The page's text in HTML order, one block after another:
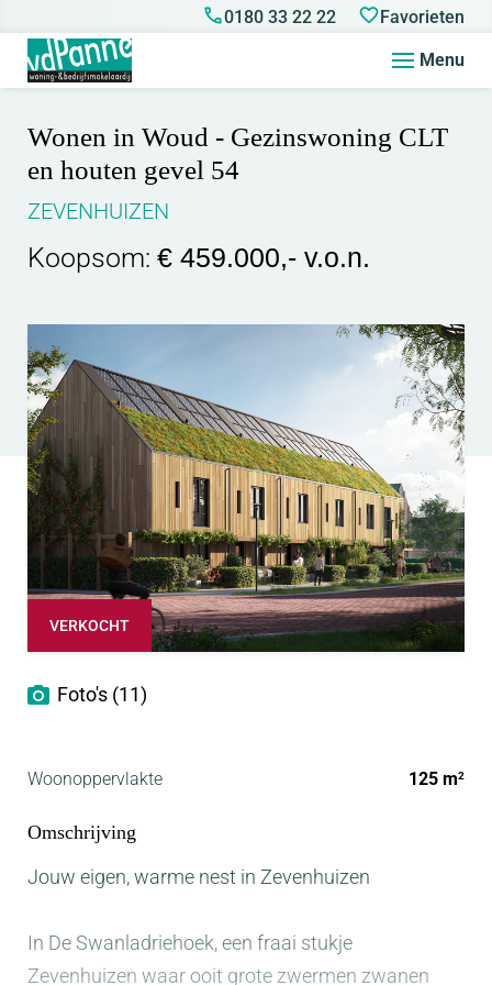
0180 33 22 22 Favorieten
Menu
Wonen in Woud - Gezinswoning CLT
en houten gevel 54
ZEVENHUIZEN
Koopsom: € 459.000,- v.o.n.
VERKOCHT
Foto's (11)
Woonoppervlakte 125 m2
Omschrijving
Jouw eigen, warme nest in Zevenhuizen
In De Swanladriehoek, een fraai stukje
Zevenhuizen waar ooit grote zwermen zwanen